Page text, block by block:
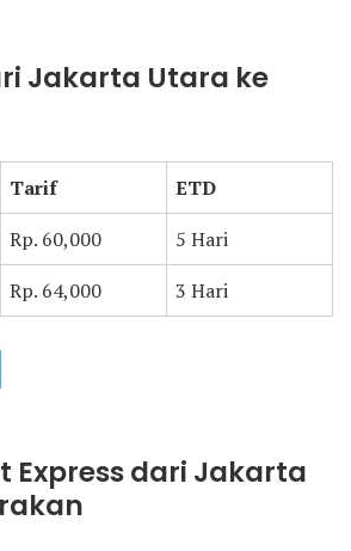
Jakarta Utara ke
Tarif
ETD
Rp. 60,000
5 Hari
Rp. 64,000 3 Hari
Express dari Jakarta